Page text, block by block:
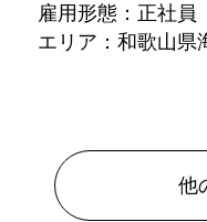
雇用形態：正社員
エリア：和歌山県
他